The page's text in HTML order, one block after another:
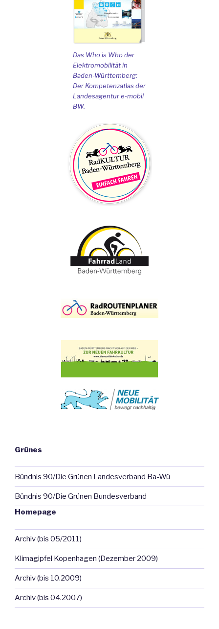
Das Who is Who der
Elektromobilität in
Baden-Württemberg:
Der Kompetenzatlas der
Landesagentur e-mobil
BW.
Grünes
Bündnis 90/Die Grünen Landesverband Ba-Wü
Bündnis 90/Die Grünen Bundesverband
Homepage
Archiv (bis 05/2011)
Klimagipfel Kopenhagen (Dezember 2009)
Archiv (bis 10.2009)
Archiv (bis 04.2007)